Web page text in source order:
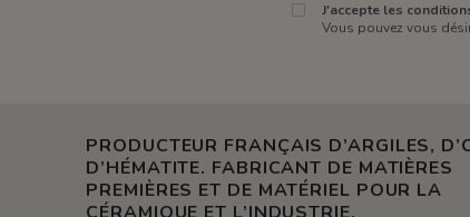
J'accepte les
Vous pouvez vous
PRODUCTEUR FRANÇAIS D’ARGILES,
D’HÉMATITE. FABRICANT DE MATIÈRES
PREMIÈRES ET DE MATÉRIEL POUR LA